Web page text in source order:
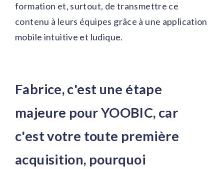
formation et, surtout, de transmettre ce
contenu à leurs équipes grâce à une application
mobile intuitive et ludique.
Fabrice, c'est une étape
majeure pour YOOBIC, car
c'est votre toute première
acquisition, pourquoi